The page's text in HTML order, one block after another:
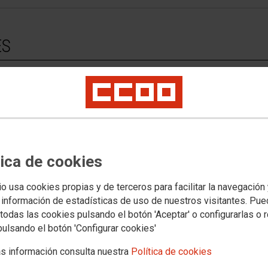
de cookies
usa cookies propias y de terceros para facilitar la navegación
de estadísticas de uso de nuestros visitantes.
las cookies pulsando el botón 'Aceptar' o configurarlas o
el botón 'Configurar cookies'
información consulta nuestra Política de cookies
que este sitio web usa cookies para:
correctamente
como qué páginas ha visitado la persona usuaria o cuánto tiempo
relacionado con información de la organización de CCOO.
web de terceros con políticas de privacidad ajenas a la de CCOO
sobre qué son las cookies, qué tipo de cookies utiliza este
la instalación de cookies de terceros.
o las aplicaciones instalan en el navegador o en el dispositivo